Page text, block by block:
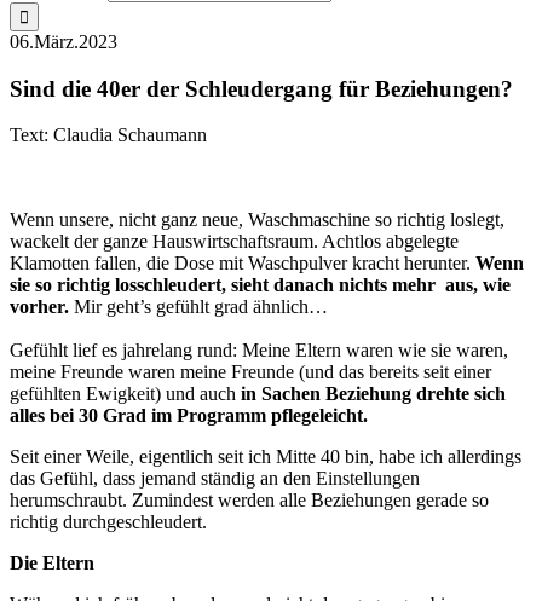
06.März.2023
Sind die 40er der Schleudergang für Beziehungen?
Text: Claudia Schaumann
Wenn unsere, nicht ganz neue, Waschmaschine so richtig loslegt,
wackelt der ganze Hauswirtschaftsraum. Achtlos abgelegte
Klamotten fallen, die Dose mit Waschpulver kracht herunter. Wenn
sie so richtig losschleudert, sieht danach nichts mehr aus, wie
vorher. Mir geht’s gefühlt grad ähnlich…
Gefühlt lief es jahrelang rund: Meine Eltern waren wie sie waren,
meine Freunde waren meine Freunde (und das bereits seit einer
gefühlten Ewigkeit) und auch in Sachen Beziehung drehte sich
alles bei 30 Grad im Programm pflegeleicht.
Seit einer Weile, eigentlich seit ich Mitte 40 bin, habe ich allerdings
das Gefühl, dass jemand ständig an den Einstellungen
herumschraubt. Zumindest werden alle Beziehungen gerade so
richtig durchgeschleudert.
Die Eltern